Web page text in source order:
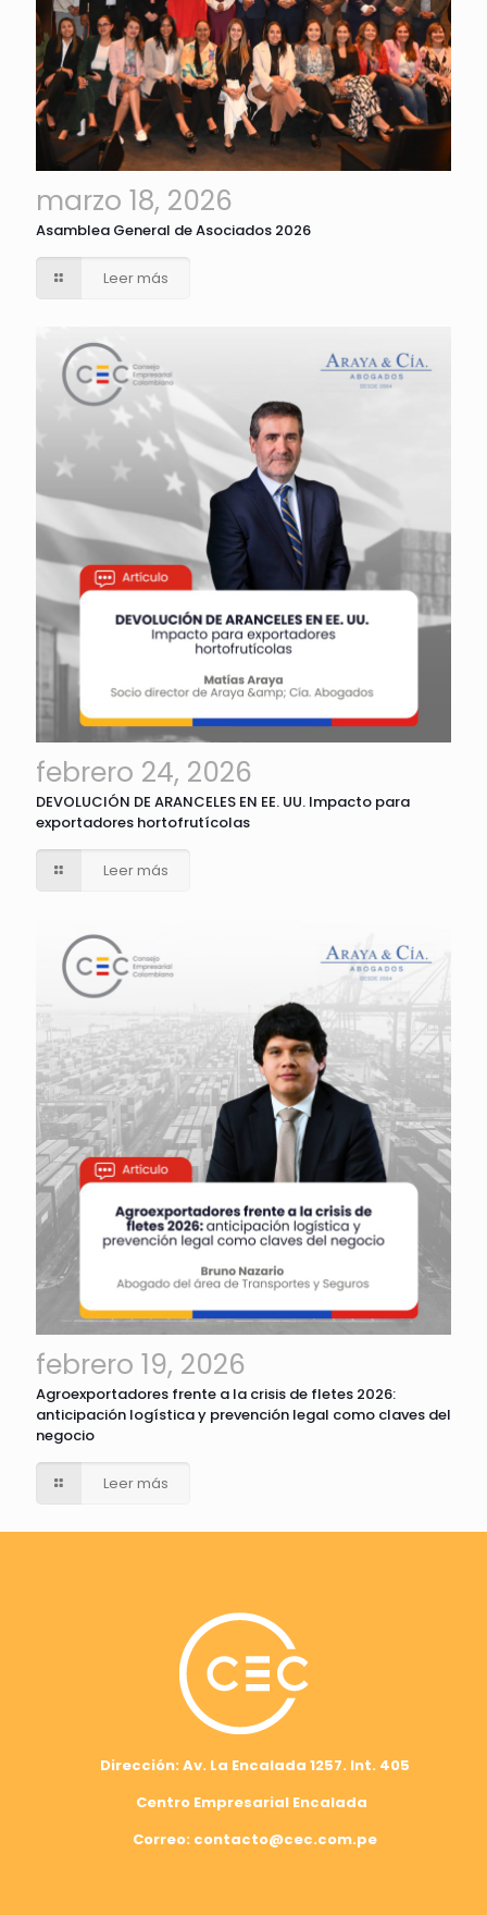
marzo 18, 2026
Asamblea General de Asociados 2026
Leer más
febrero 24, 2026
DEVOLUCIÓN DE ARANCELES EN EE. UU. Impacto para
exportadores hortofrutícolas
Leer más
febrero 19, 2026
Agroexportadores frente a la crisis de fletes 2026:
anticipación logística y prevención legal como claves del
negocio
Leer más
Dirección: Av. La Encalada 1257. Int. 405
Centro Empresarial Encalada
Correo: contacto@cec.com.pe